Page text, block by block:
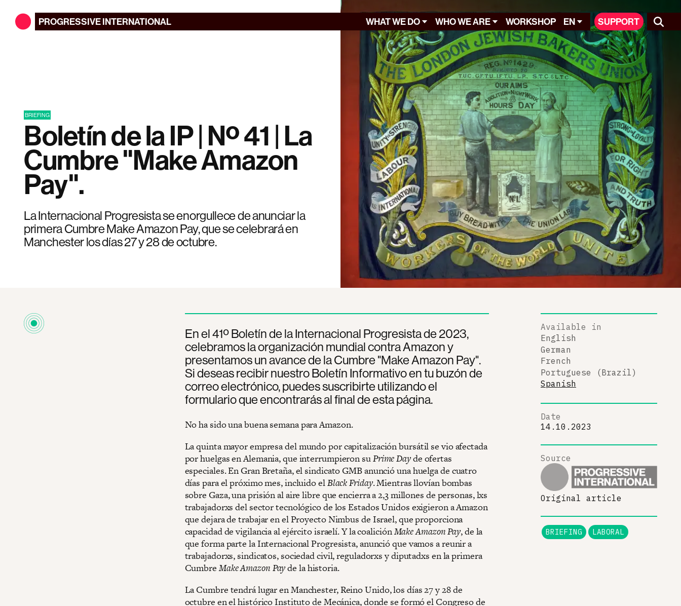
PROGRESSIVEINTERNATIONAL WHAT WE DO WHO WE ARE WORKSHOP EN SUPPORT
BRIEFING
Boletín de la IP | Nº 41 | La
Cumbre "Make Amazon
Pay".
La Internacional Progresista se enorgullece de anunciar la
primera Cumbre Make Amazon Pay, que se celebrará en
Manchester los días 27 y 28 de octubre.
En el 41º Boletín de la Internacional Progresista de 2023,
celebramos la organización mundial contra Amazon y
presentamos un avance de la Cumbre "Make Amazon Pay".
Si deseas recibir nuestro Boletín Informativo en tu buzón de
correo electrónico, puedes suscribirte utilizando el
formulario que encontrarás al final de esta página.
No ha sido una buena semana para Amazon.
La quinta mayor empresa del mundo por capitalización bursátil se vio afectada
por huelgas en Alemania, que interrumpieron suPrime Dayde ofertas
especiales. En Gran Bretaña, el sindicato GMB anunció una huelga de cuatro
días para el próximo mes, incluido elBlack Friday. Mientras llovían bombas
sobre Gaza, una prisión al aire libre que encierra a 2,3 millones de personas, lxs
trabajadorxs del sector tecnológico de los Estados Unidos exigieron a Amazon
que dejara de trabajar en el Proyecto Nimbus de Israel, que proporciona
capacidad de vigilancia al ejército israelí. Y la coaliciónMake Amazon Pay, de la
que forma parte la Internacional Progresista, anunció que vamos a reunir a
trabajadorxs, sindicatos, sociedad civil, reguladorxs y diputadxs en la primera
CumbreMake Amazon Payde la historia.
La Cumbre tendrá lugar en Manchester, Reino Unido, los días 27 y 28 de
octubre en el histórico Instituto de Mecánica, donde se formó el Congreso de
Available in
English
German
French
Portuguese (Brazil)
Spanish
Date
14.10.2023
Source
Original article
BRIEFING LABORAL